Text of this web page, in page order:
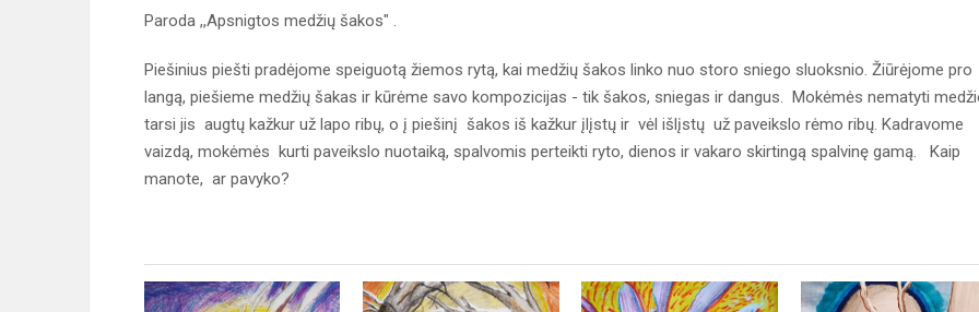
Paroda ,,Apsnigtos medžių šakos" .
Piešinius piešti pradėjome speiguotą žiemos rytą, kai medžių šakos linko nuo storo sniego sluoksnio. Žiūrėjome pro
langą, piešieme medžių šakas ir kūrėme savo kompozicijas - tik šakos, sniegas ir dangus. Mokėmės nematyti
tarsi jis augtų kažkur už lapo ribų, o į piešinį šakos iš kažkur įlįstų ir vėl išlįstų už paveikslo rėmo ribų. Kadravome
vaizdą, mokėmės kurti paveikslo nuotaiką, spalvomis perteikti ryto, dienos ir vakaro skirtingą spalvinę gamą. Kaip
manote, ar pavyko?